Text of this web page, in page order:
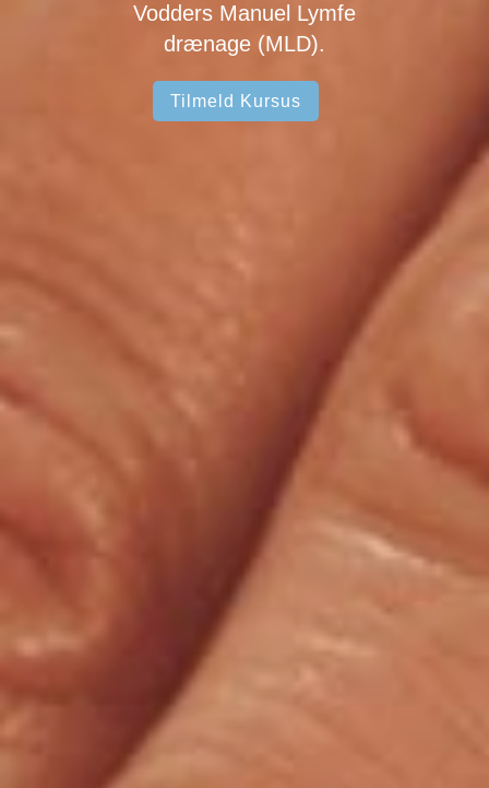
Vodders Manuel Lymfe
drænage (MLD).
Tilmeld Kursus